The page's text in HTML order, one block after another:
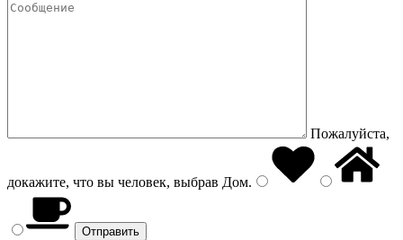
Пожалуйста,
докажите, что вы человек, выбрав Дом.